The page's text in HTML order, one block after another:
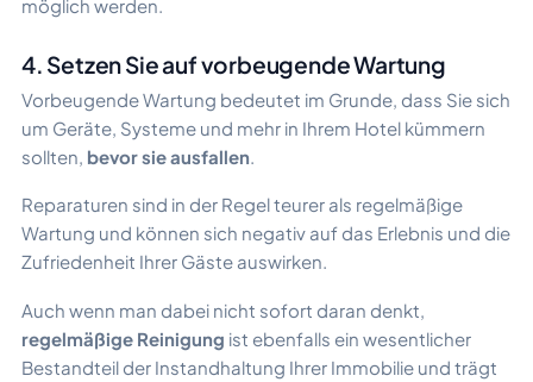
möglich werden.
4. Setzen Sie auf vorbeugende Wartung
Vorbeugende Wartung bedeutet im Grunde, dass Sie sich
um Geräte, Systeme und mehr in Ihrem Hotel kümmern
sollten, bevor sie ausfallen.
Reparaturen sind in der Regel teurer als regelmäßige
Wartung und können sich negativ auf das Erlebnis und die
Zufriedenheit Ihrer Gäste auswirken.
Auch wenn man dabei nicht sofort daran denkt,
regelmäßige Reinigung ist ebenfalls ein wesentlicher
Bestandteil der Instandhaltung Ihrer Immobilie und trägt